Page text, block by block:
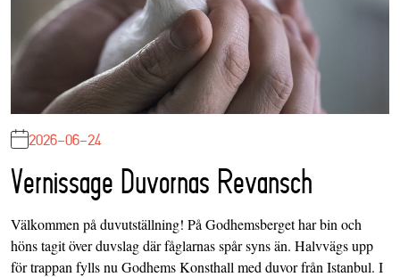
2026-06-24
Vernissage Duvornas Revansch
Välkommen på duvutställning! På Godhemsberget har bin och
höns tagit över duvslag där fåglarnas spår syns än. Halvvägs upp
för trappan fylls nu Godhems Konsthall med duvor från Istanbul. I